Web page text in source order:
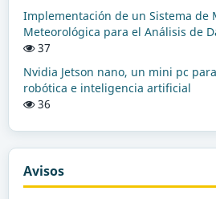
Implementación de un Sistema de
Meteorológica para el Análisis de
37
Nvidia Jetson nano, un mini pc
robótica e inteligencia artificial
36
Avisos